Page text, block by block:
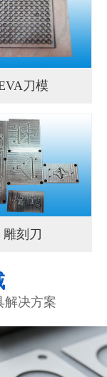
刀模
雕刻刀
解决方案